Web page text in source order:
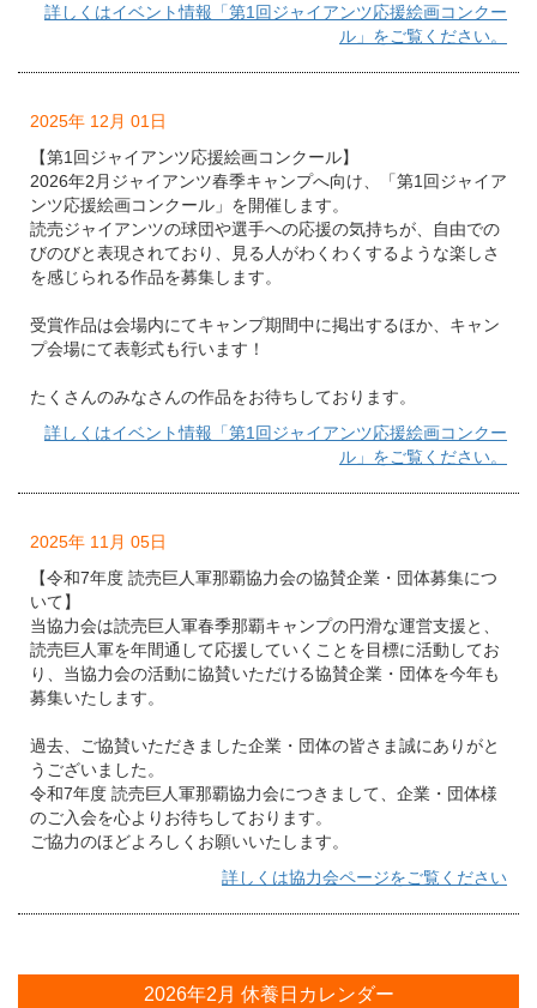
詳しくはイベント情報「第1回ジャイアンツ応援絵画コンクー
ル」をご覧ください。
2025年 12月 01日
【第1回ジャイアンツ応援絵画コンクール】
2026年2⽉ジャイアンツ春季キャンプへ向け、「第1回ジャイア
ンツ応援絵画コンクール」を開催します。
読売ジャイアンツの球団や選⼿への応援の気持ちが、⾃由での
びのびと表現されており、⾒る⼈がわくわくするような楽しさ
を感じられる作品を募集します。
受賞作品は会場内にてキャンプ期間中に掲出するほか、キャン
プ会場にて表彰式も行います！
たくさんのみなさんの作品をお待ちしております。
詳しくはイベント情報「第1回ジャイアンツ応援絵画コンクー
ル」をご覧ください。
2025年 11月 05日
【令和7年度 読売巨人軍那覇協力会の協賛企業・団体募集につ
いて】
当協力会は読売巨人軍春季那覇キャンプの円滑な運営支援と、
読売巨人軍を年間通して応援していくことを目標に活動してお
り、当協力会の活動に協賛いただける協賛企業・団体を今年も
募集いたします。
過去、ご協賛いただきました企業・団体の皆さま誠にありがと
うございました。
令和7年度 読売巨人軍那覇協力会につきまして、企業・団体様
のご入会を心よりお待ちしております。
ご協力のほどよろしくお願いいたします。
詳しくは協力会ページをご覧ください
2026年2月 休養日カレンダー